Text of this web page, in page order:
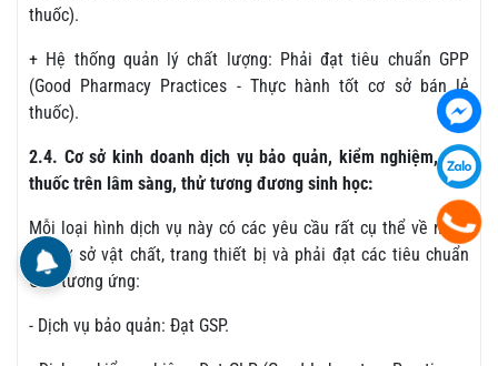
thuốc).
+ Hệ thống quản lý chất lượng: Phải đạt tiêu chuẩn GPP
(Good Pharmacy Practices - Thực hành tốt cơ sở bán lẻ
thuốc).
2.4. Cơ sở kinh doanh dịch vụ bảo quản, kiểm nghiệm, thử
thuốc trên lâm sàng, thử tương đương sinh học:
Mỗi loại hình dịch vụ này có các yêu cầu rất cụ thể về nhân
sự, cơ sở vật chất, trang thiết bị và phải đạt các tiêu chuẩn
GxP tương ứng:
- Dịch vụ bảo quản: Đạt GSP.